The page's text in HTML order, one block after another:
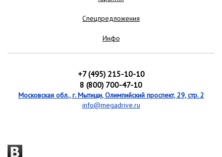
Спецпредложения
Инфо
+7 (495) 215-10-10
8 (800) 700-47-10
Московская обл., г. Мытищи, Олимпийский проспект, 29, стр. 2
info@megadrive.ru